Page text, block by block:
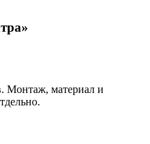
Монтаж, материал и